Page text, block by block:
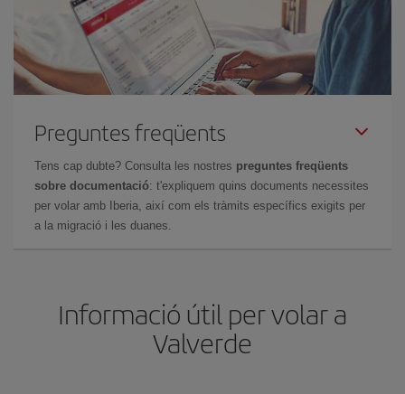
Preguntes freqüents
Tens cap dubte? Consulta les nostres preguntes freqüents
sobre documentació: t'expliquem quins documents necessites
per volar amb Iberia, així com els tràmits específics exigits per
a la migració i les duanes.
Informació útil per volar a
Valverde